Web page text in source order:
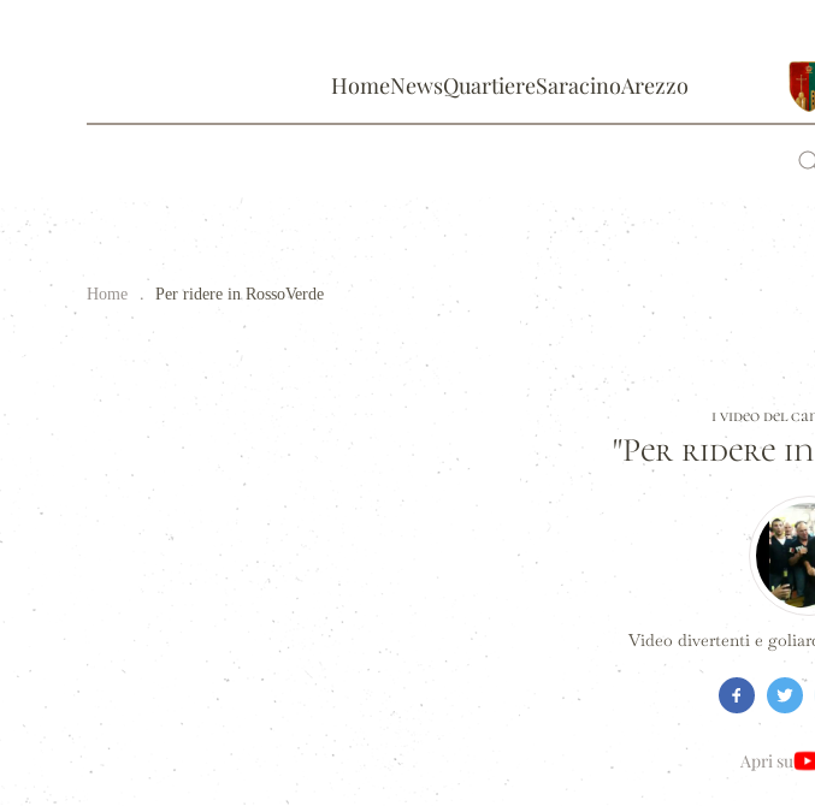
HomeNewsQuartiereSaracinoArezzo
Home Per ridere in RossoVerde
i video del
"Per ridere
Video divertenti e
Apri su